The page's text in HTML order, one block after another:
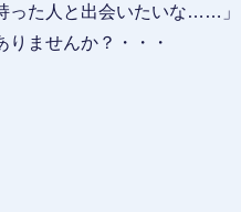
った人と出会いたいな……
りませんか？・・・